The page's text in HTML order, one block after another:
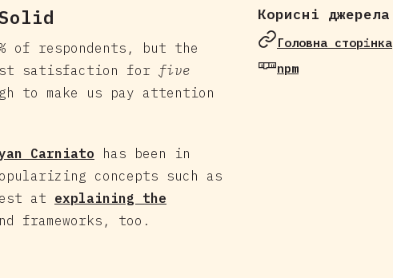
of respondents, but the
satisfaction for five
to make us pay attention
Carniato has been in
concepts such as
at explaining the
frameworks, too.
Корисні джерела
Головна сторінка
npm